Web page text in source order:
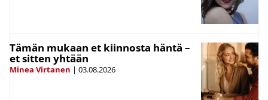
Tämän mukaan et kiinnosta häntä –
et sitten yhtään
Minea Virtanen | 03.08.2026